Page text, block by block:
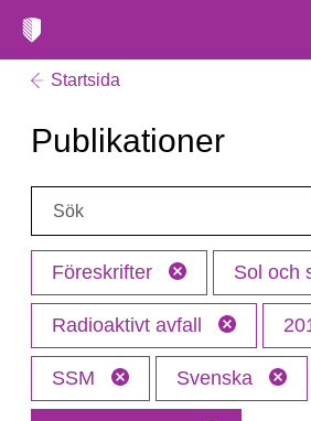
Startsida
Publikationer
Sök:
Föreskrifter Sol och
Radioaktivt avfall
SSM Svenska